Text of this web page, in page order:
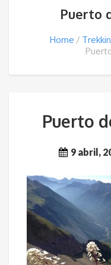
Puerto
Home
Puerto
9 abril,